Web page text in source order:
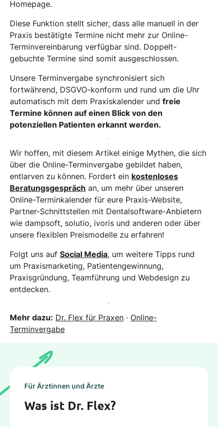
Homepage.
Diese Funktion stellt sicher, dass alle manuell in der
Praxis bestätigte Termine nicht mehr zur Online-
Terminvereinbarung verfügbar sind. Doppelt-
gebuchte Termine sind somit ausgeschlossen.
Unsere Terminvergabe synchronisiert sich
fortwährend, DSGVO-konform und rund um die Uhr
automatisch mit dem Praxiskalender und freie
Termine können auf einen Blick von den
potenziellen Patienten erkannt werden.
Wir hoffen, mit diesem Artikel einige Mythen, die sich
über die Online-Terminvergabe gebildet haben,
entlarven zu können. Fordert ein kostenloses
Beratungsgespräch an, um mehr über unseren
Online-Terminkalender für eure Praxis-Website,
Partner-Schnittstellen mit Dentalsoftware-Anbietern
wie dampsoft, solutio, ivoris und anderen oder über
unsere flexiblen Preismodelle zu erfahren!
Folgt uns auf Social Media, um weitere Tipps rund
um Praxismarketing, Patientengewinnung,
Praxisgründung, Teamführung und Webdesign zu
entdecken.
Mehr dazu: Dr. Flex für Praxen · Online-
Terminvergabe
Für Ärztinnen und Ärzte
Was ist Dr. Flex?